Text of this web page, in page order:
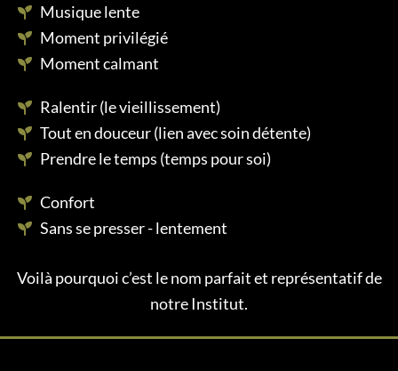
Musique lente
Moment privilégié
Moment calmant
Ralentir (le vieillissement)
Tout en douceur (lien avec soin détente)
Prendre le temps (temps pour soi)
Confort
Sans se presser - lentement
Voilà pourquoi c’est le nom parfait et représentatif de
notre Institut.